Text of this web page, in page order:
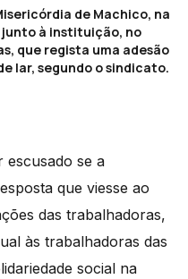
de Machico, na
à instituição, no
que regista uma adesão
lar, segundo o sindicato.
escusado se a
que viesse ao
das trabalhadoras,
às trabalhadoras das
social na